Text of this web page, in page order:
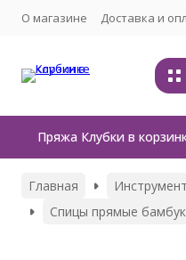
О магазине Доставка и
Пряжа Клубки в
Главная
Спицы прямые